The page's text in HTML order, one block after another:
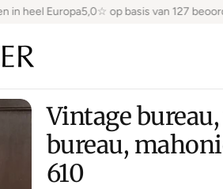
heel Europa5,0☆ op basis van 127
Vintage
bureau,
610